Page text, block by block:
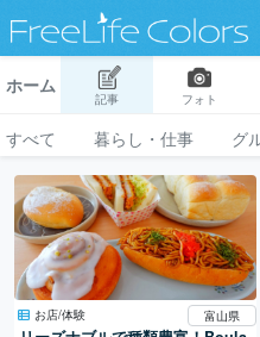
ホーム
記事 フォト
すべて 暮らし・仕事 グ
お店/体験 富山県